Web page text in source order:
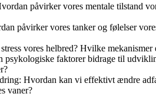
påvirker vores mentale tilstand
påvirker vores tanker og følelser
vores helbred? Hvilke
psykologiske faktorer bidrage til
Hvordan kan vi effektivt ændre
vaner?